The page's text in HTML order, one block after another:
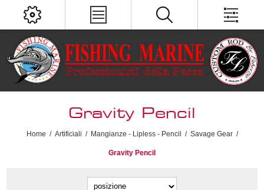
Gravity Pencil
Home / Artificiali / Mangianze - Lipless - Pencil / Savage Gear /
Gravity Pencil